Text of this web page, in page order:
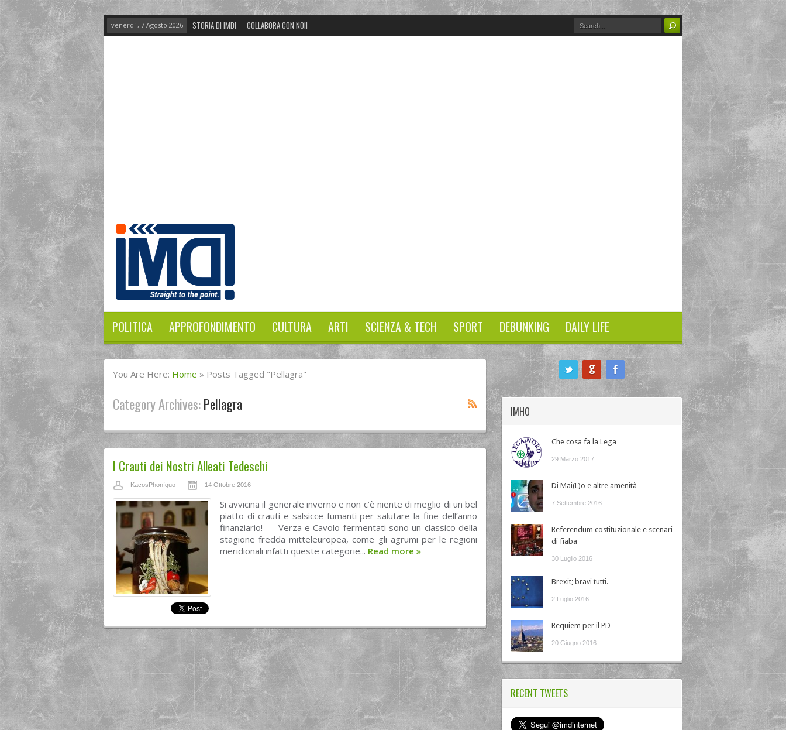
venerdì , 7 Agosto 2026 STORIA DI IMDI COLLABORA CON NOI!
POLITICA APPROFONDIMENTO CULTURA ARTI SCIENZA & TECH SPORT DEBUNKING DAILY LIFE
You Are Here: Home » Posts Tagged "pellagra"
Category Archives:Pellagra
I Crauti dei Nostri Alleati Tedeschi
KacosPhonìquo 14 Ottobre 2016
Si avvicina il generale inverno e non c’è niente di meglio di un bel
piatto di crauti e salsicce fumanti per salutare la fine dell’anno
finanziario! Verza e Cavolo fermentati sono un classico della
stagione fredda mitteleuropea, come gli agrumi per le regioni
meridionali infatti queste categorie... Read more »
IMHO
Che cosa fa la Lega
29 Marzo 2017
Di Mai(L)o e altre amenità
7 Settembre 2016
Referendum costituzionale e scenari
di fiaba
30 Luglio 2016
Brexit; bravi tutti.
2 Luglio 2016
Requiem per il PD
20 Giugno 2016
RECENT TWEETS